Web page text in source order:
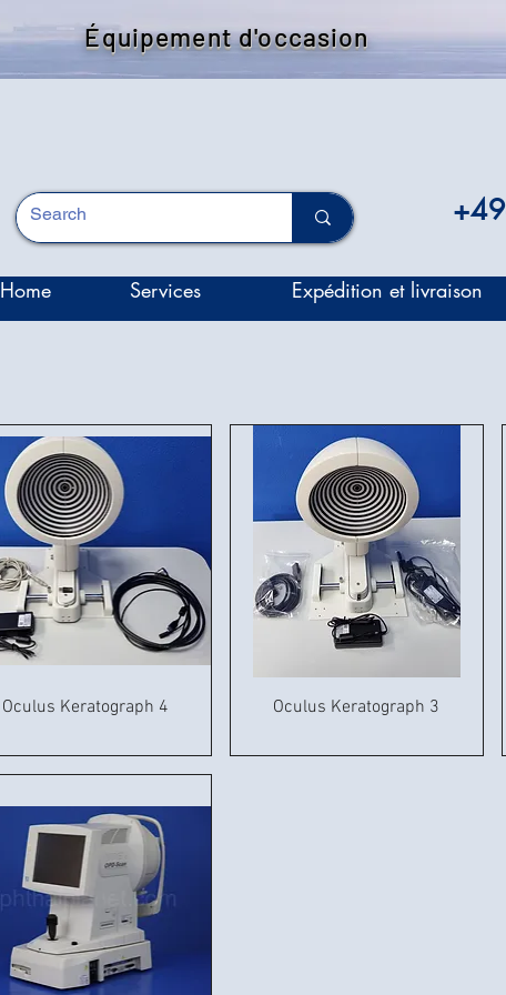
Équipement d'occasion
Home Services Expédition et livraison
Oculus Keratograph 4 Oculus Keratograph 3